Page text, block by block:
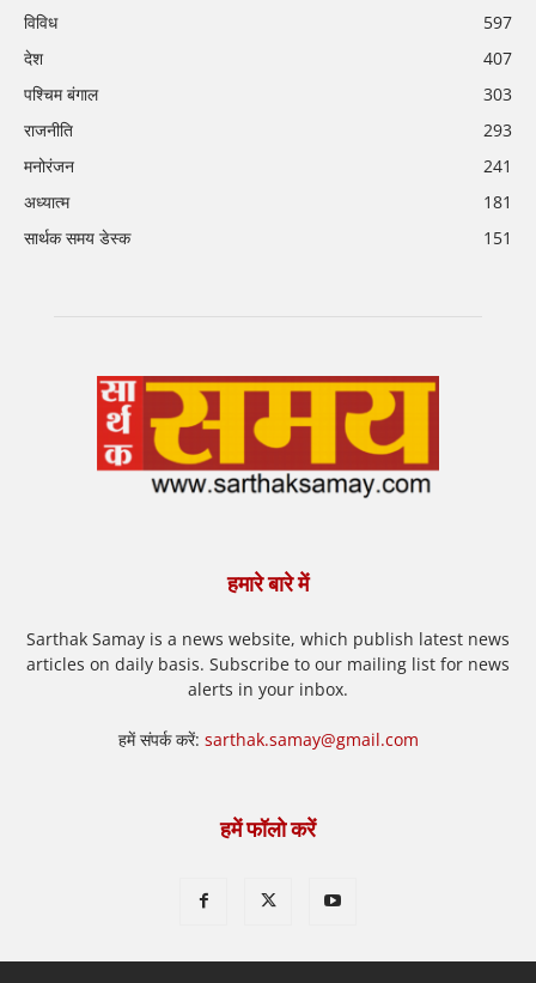
विविध
597
देश
407
पश्चिम बंगाल
303
राजनीति
293
मनोरंजन
241
अध्यात्म
181
सार्थक समय डेस्क
151
हमारे बारे में
Sarthak Samay is a news website, which publish latest news
articles on daily basis. Subscribe to our mailing list for news
alerts in your inbox.
हमें संपर्क करें: sarthak.samay@gmail.com
हमें फॉलो करें